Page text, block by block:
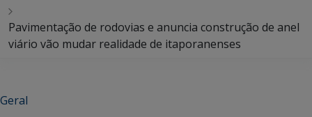
Pavimentação de rodovias e anuncia construção de anel
viário vão mudar realidade de itaporanenses
Geral